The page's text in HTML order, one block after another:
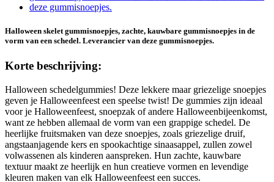
Halloween skelet gummisnoepjes, zachte, kauwbare gummisnoepjes in de
vorm van een schedel. Leverancier van deze gummisnoepjes.
Korte beschrijving:
Halloween schedelgummies! Deze lekkere maar griezelige snoepjes
geven je Halloweenfeest een speelse twist! De gummies zijn ideaal
voor je Halloweenfeest, snoepzak of andere Halloweenbijeenkomst,
want ze hebben allemaal de vorm van een grappige schedel. De
heerlijke fruitsmaken van deze snoepjes, zoals griezelige druif,
angstaanjagende kers en spookachtige sinaasappel, zullen zowel
volwassenen als kinderen aanspreken. Hun zachte, kauwbare
textuur maakt ze heerlijk en hun creatieve vormen en levendige
kleuren maken van elk Halloweenfeest een succes.